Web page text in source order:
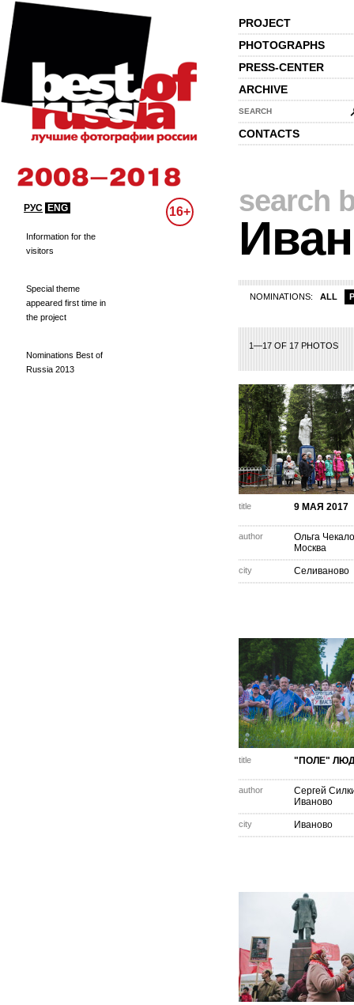
PROJECT
PHOTOGRAPHS
PRESS-CENTER
ARCHIVE
SEARCH
CONTACTS
РУС ENG 16+
Information for the
visitors
Special theme
appeared first time in
the project
Nominations Best of
Russia 2013
search
NOMINATIONS: ALL
1—17 OF 17 PHOTOS
title 9 МАЯ 2017
author
Ольга
Москва
city Селиваново
title "ПОЛЕ"
author
Сергей
Иваново
city Иваново